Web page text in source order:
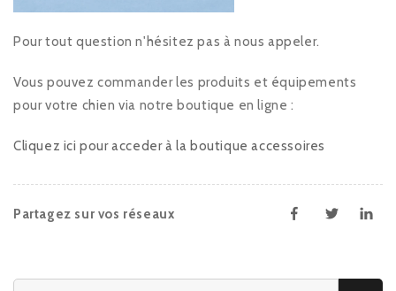
Pour tout question n'hésitez pas à nous appeler.
Vous pouvez commander les produits et équipements
pour votre chien via notre boutique en ligne :
Cliquez ici pour acceder à la boutique accessoires
Partagez sur vos réseaux